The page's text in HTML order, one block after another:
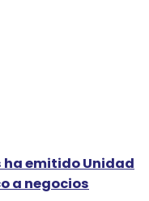
ha emitido Unidad
a negocios